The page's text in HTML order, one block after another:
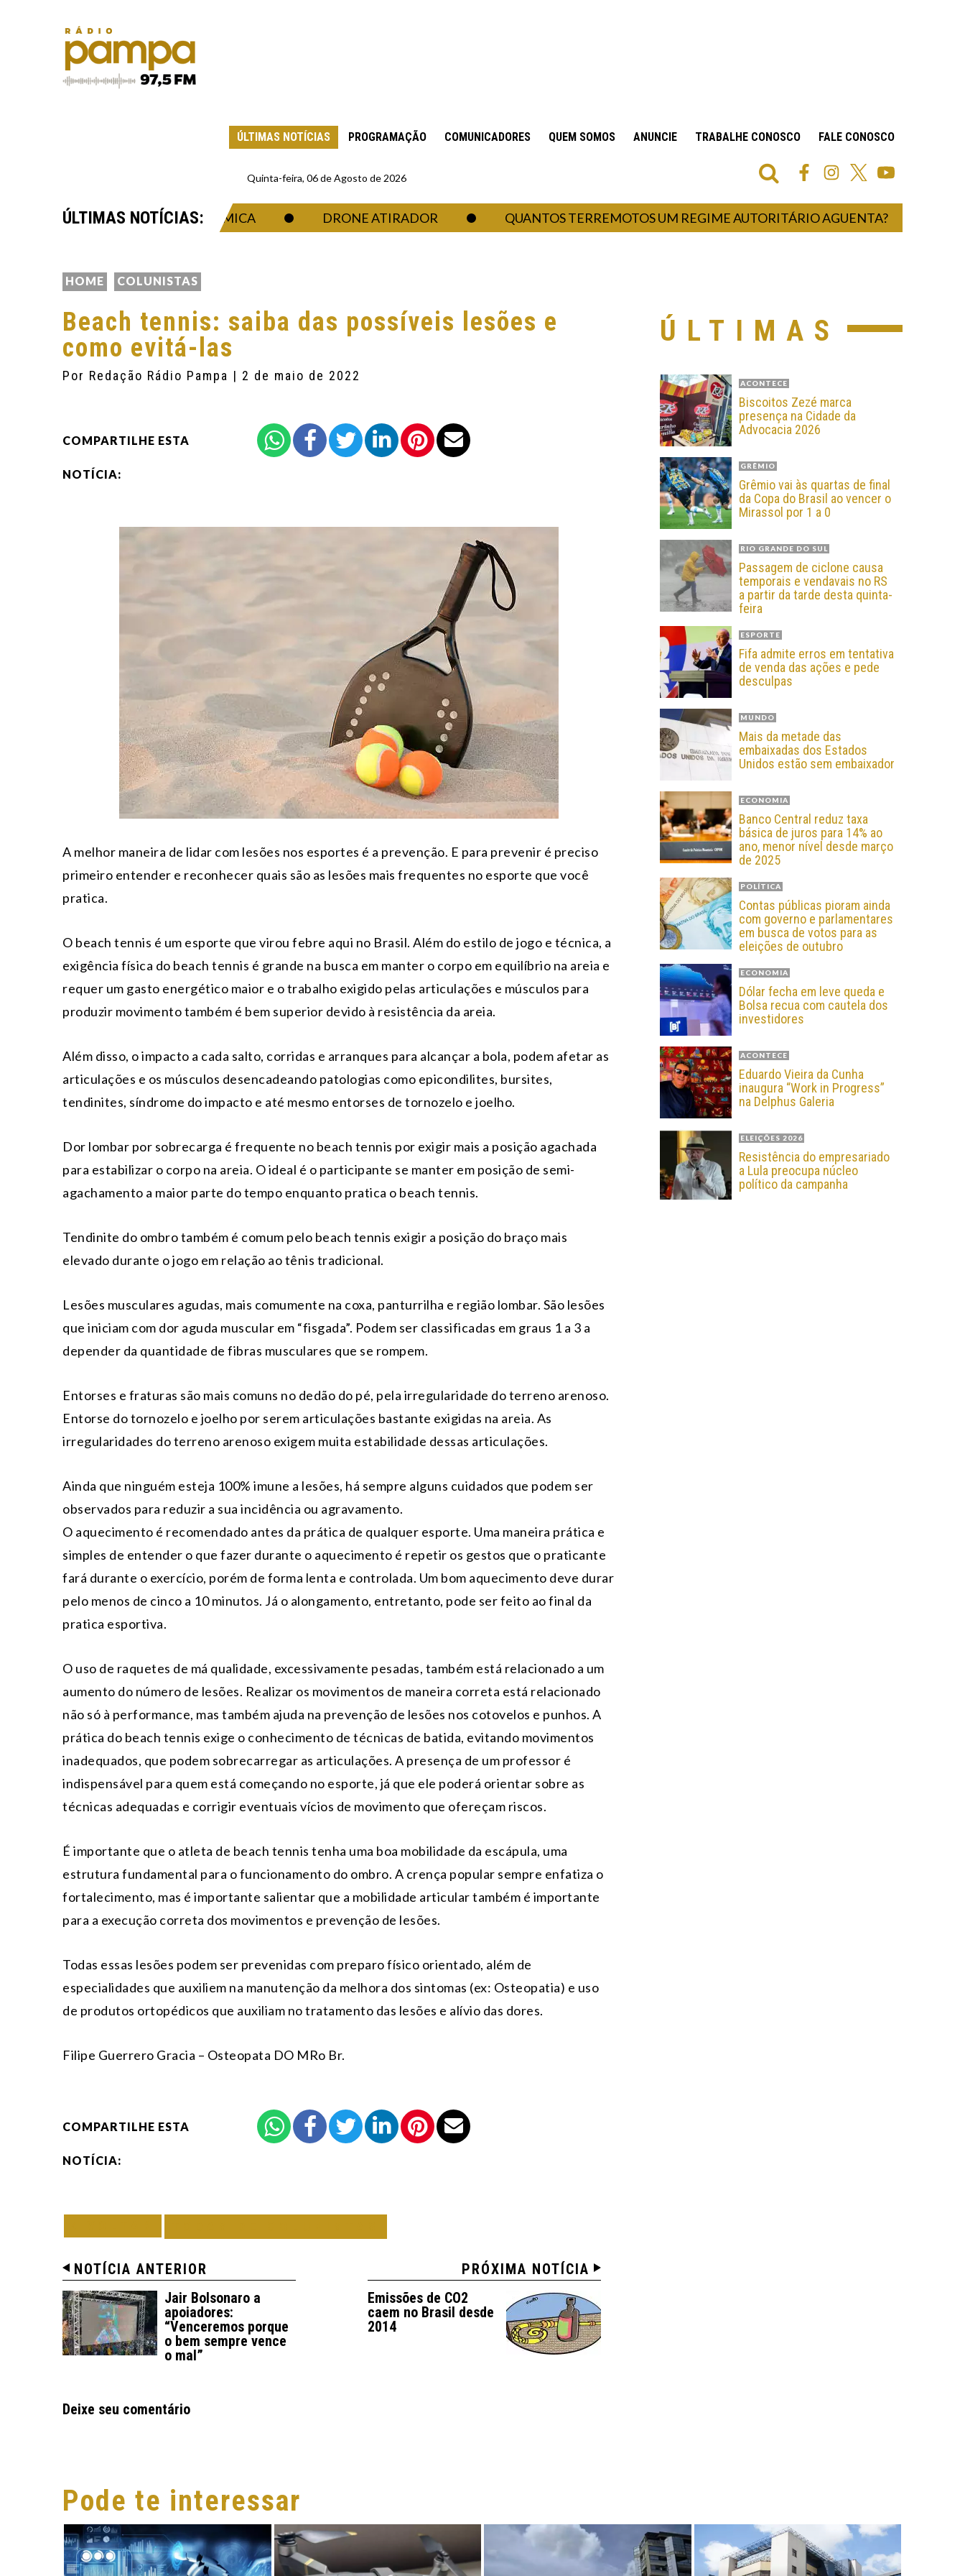
ÚLTIMAS NOTÍCIAS PROGRAMAÇÃO COMUNICADORES QUEM SOMOS ANUNCIE TRABALHE CONOSCO FALE CONOSCO
Quinta-feira, 06 de Agosto de 2026
ÚLTIMAS NOTÍCIAS:
DA SINGULARIDADE ECONÔMICA DRONE ATIRADOR QUANTOS TERREMOTOS UM REGIME AUTORITÁRIO AGUENTA?
HOME COLUNISTAS
Beach tennis: saiba das possíveis lesões e
como evitá-las
Por Redação Rádio Pampa | 2 de maio de 2022
COMPARTILHE ESTA
NOTÍCIA:
A melhor maneira de lidar com lesões nos esportes é a prevenção. E para prevenir é preciso
primeiro entender e reconhecer quais são as lesões mais frequentes no esporte que você
pratica.
O beach tennis é um esporte que virou febre aqui no Brasil. Além do estilo de jogo e técnica, a
exigência física do beach tennis é grande na busca em manter o corpo em equilíbrio na areia e
requer um gasto energético maior e o trabalho exigido pelas articulações e músculos para
produzir movimento também é bem superior devido à resistência da areia.
Além disso, o impacto a cada salto, corridas e arranques para alcançar a bola, podem afetar as
articulações e os músculos desencadeando patologias como epicondilites, bursites,
tendinites, síndrome do impacto e até mesmo entorses de tornozelo e joelho.
Dor lombar por sobrecarga é frequente no beach tennis por exigir mais a posição agachada
para estabilizar o corpo na areia. O ideal é o participante se manter em posição de semi-
agachamento a maior parte do tempo enquanto pratica o beach tennis.
Tendinite do ombro também é comum pelo beach tennis exigir a posição do braço mais
elevado durante o jogo em relação ao tênis tradicional.
Lesões musculares agudas, mais comumente na coxa, panturrilha e região lombar. São lesões
que iniciam com dor aguda muscular em “fisgada”. Podem ser classificadas em graus 1 a 3 a
depender da quantidade de fibras musculares que se rompem.
Entorses e fraturas são mais comuns no dedão do pé, pela irregularidade do terreno arenoso.
Entorse do tornozelo e joelho por serem articulações bastante exigidas na areia. As
irregularidades do terreno arenoso exigem muita estabilidade dessas articulações.
Ainda que ninguém esteja 100% imune a lesões, há sempre alguns cuidados que podem ser
observados para reduzir a sua incidência ou agravamento.
O aquecimento é recomendado antes da prática de qualquer esporte. Uma maneira prática e
simples de entender o que fazer durante o aquecimento é repetir os gestos que o praticante
fará durante o exercício, porém de forma lenta e controlada. Um bom aquecimento deve durar
pelo menos de cinco a 10 minutos. Já o alongamento, entretanto, pode ser feito ao final da
pratica esportiva.
O uso de raquetes de má qualidade, excessivamente pesadas, também está relacionado a um
aumento do número de lesões. Realizar os movimentos de maneira correta está relacionado
não só à performance, mas também ajuda na prevenção de lesões nos cotovelos e punhos. A
prática do beach tennis exige o conhecimento de técnicas de batida, evitando movimentos
inadequados, que podem sobrecarregar as articulações. A presença de um professor é
indispensável para quem está começando no esporte, já que ele poderá orientar sobre as
técnicas adequadas e corrigir eventuais vícios de movimento que ofereçam riscos.
É importante que o atleta de beach tennis tenha uma boa mobilidade da escápula, uma
estrutura fundamental para o funcionamento do ombro. A crença popular sempre enfatiza o
fortalecimento, mas é importante salientar que a mobilidade articular também é importante
para a execução correta dos movimentos e prevenção de lesões.
Todas essas lesões podem ser prevenidas com preparo físico orientado, além de
especialidades que auxiliem na manutenção da melhora dos sintomas (ex: Osteopatia) e uso
de produtos ortopédicos que auxiliam no tratamento das lesões e alívio das dores.
Filipe Guerrero Gracia – Osteopata DO MRo Br.
COMPARTILHE ESTA
NOTÍCIA:
NOTÍCIA ANTERIOR
Jair Bolsonaro a
apoiadores:
“Venceremos porque
o bem sempre vence
o mal”
PRÓXIMA NOTÍCIA
Emissões de CO2
caem no Brasil desde
2014
Deixe seu comentário
ÚLTIMAS
ACONTECE
Biscoitos Zezé marca
presença na Cidade da
Advocacia 2026
GRÊMIO
Grêmio vai às quartas de final
da Copa do Brasil ao vencer o
Mirassol por 1 a 0
RIO GRANDE DO SUL
Passagem de ciclone causa
temporais e vendavais no RS
a partir da tarde desta quinta-
feira
ESPORTE
Fifa admite erros em tentativa
de venda das ações e pede
desculpas
MUNDO
Mais da metade das
embaixadas dos Estados
Unidos estão sem embaixador
ECONOMIA
Banco Central reduz taxa
básica de juros para 14% ao
ano, menor nível desde março
de 2025
POLÍTICA
Contas públicas pioram ainda
com governo e parlamentares
em busca de votos para as
eleições de outubro
ECONOMIA
Dólar fecha em leve queda e
Bolsa recua com cautela dos
investidores
ACONTECE
Eduardo Vieira da Cunha
inaugura “Work in Progress”
na Delphus Galeria
ELEIÇÕES 2026
Resistência do empresariado
a Lula preocupa núcleo
político da campanha
Pode te interessar